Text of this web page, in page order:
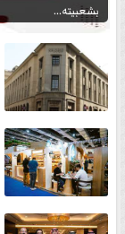
بشعبيته...